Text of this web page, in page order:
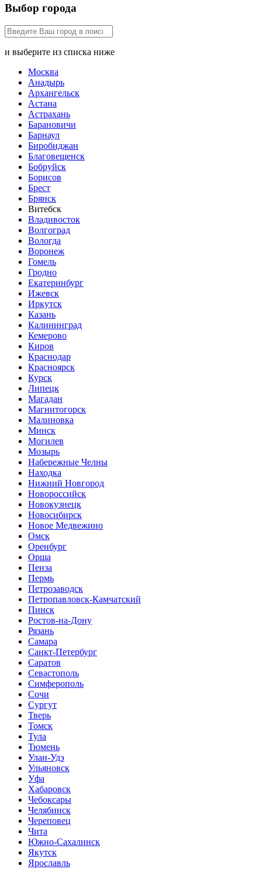
Выбор города
и выберите из списка ниже
Москва
Анадырь
Архангельск
Астана
Астрахань
Барановичи
Барнаул
Биробиджан
Благовещенск
Бобруйск
Борисов
Брест
Брянск
Витебск
Владивосток
Волгоград
Вологда
Воронеж
Гомель
Гродно
Екатеринбург
Ижевск
Иркутск
Казань
Калининград
Кемерово
Киров
Краснодар
Красноярск
Курск
Липецк
Магадан
Магнитогорск
Малиновка
Минск
Могилев
Мозырь
Набережные Челны
Находка
Нижний Новгород
Новороссийск
Новокузнецк
Новосибирск
Новое Медвежино
Омск
Оренбург
Орша
Пенза
Пермь
Петрозаводск
Петропавловск-Камчатский
Пинск
Ростов-на-Дону
Рязань
Самара
Санкт-Петербург
Саратов
Севастополь
Симферополь
Сочи
Сургут
Тверь
Томск
Тула
Тюмень
Улан-Удэ
Ульяновск
Уфа
Хабаровск
Чебоксары
Челябинск
Череповец
Чита
Южно-Сахалинск
Якутск
Ярославль